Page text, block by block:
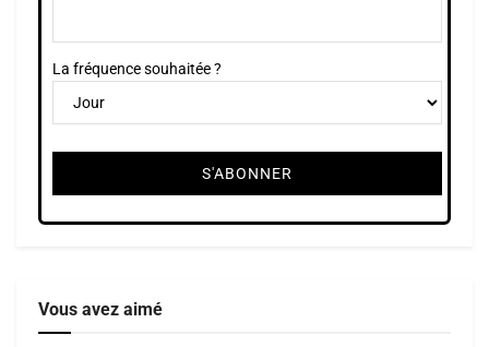
La fréquence souhaitée ?
Vous avez aimé